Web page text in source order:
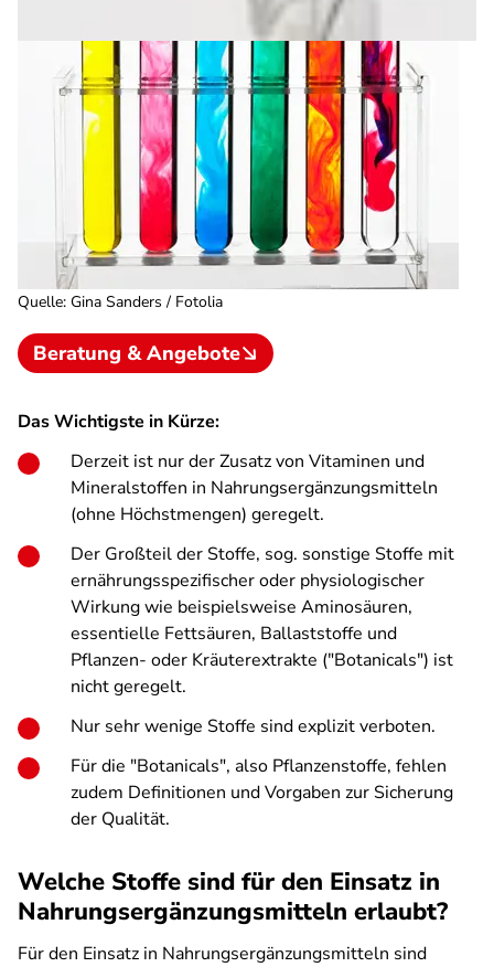
Quelle: Gina Sanders / Fotolia
Beratung & Angebote
Das Wichtigste in Kürze:
Derzeit ist nur der Zusatz von Vitaminen und
Mineralstoffen in Nahrungsergänzungsmitteln
(ohne Höchstmengen) geregelt.
Der Großteil der Stoffe, sog. sonstige Stoffe mit
ernährungsspezifischer oder physiologischer
Wirkung wie beispielsweise Aminosäuren,
essentielle Fettsäuren, Ballaststoffe und
Pflanzen- oder Kräuterextrakte ("Botanicals") ist
nicht geregelt.
Nur sehr wenige Stoffe sind explizit verboten.
Für die "Botanicals", also Pflanzenstoffe, fehlen
zudem Definitionen und Vorgaben zur Sicherung
der Qualität.
Welche Stoffe sind für den Einsatz in
Nahrungsergänzungsmitteln erlaubt?
Für den Einsatz in Nahrungsergänzungsmitteln sind